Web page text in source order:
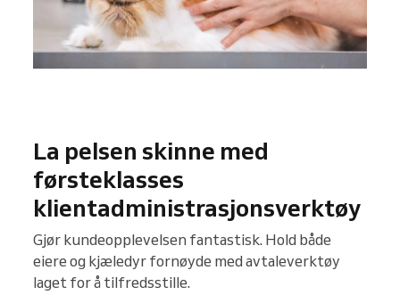
La pelsen skinne med
førsteklasses
klientadministrasjonsverktøy
Gjør kundeopplevelsen fantastisk. Hold både
eiere og kjæledyr fornøyde med avtaleverktøy
laget for å tilfredsstille.